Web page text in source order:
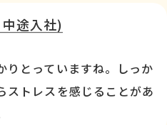
途入社)
りとっていますね。しっか
ストレスを感じることがあ